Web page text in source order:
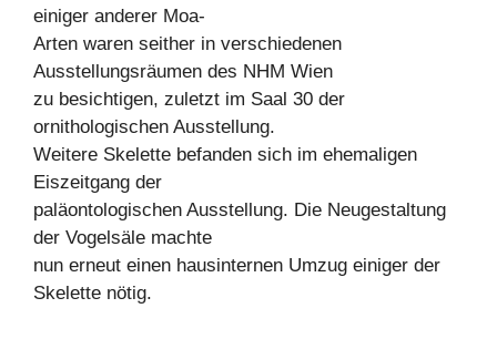
einiger anderer Moa-
Arten waren seither in verschiedenen
Ausstellungsräumen des NHM Wien
zu besichtigen, zuletzt im Saal 30 der
ornithologischen Ausstellung.
Weitere Skelette befanden sich im ehemaligen
Eiszeitgang der
paläontologischen Ausstellung. Die Neugestaltung
der Vogelsäle machte
nun erneut einen hausinternen Umzug einiger der
Skelette nötig.